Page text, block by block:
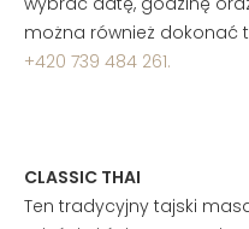
można również dokonać
+420 739 484 261.
CLASSIC THAI
Ten tradycyjny tajski